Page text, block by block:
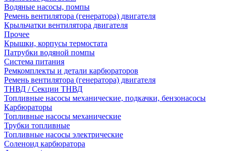
Водяные насосы, помпы
Ремень вентилятора (генератора) двигателя
Крыльчатки вентилятора двигателя
Прочее
Крышки, корпусы термостата
Патрубки водяной помпы
Система питания
Ремкомплекты и детали карбюраторов
Ремень вентилятора (генератора) двигателя
ТНВД / Секции ТНВД
Топливные насосы механические, подкачки, бензонасосы
Карбюраторы
Топливные насосы механические
Трубки топливные
Топливные насосы электрические
Соленоид карбюратора